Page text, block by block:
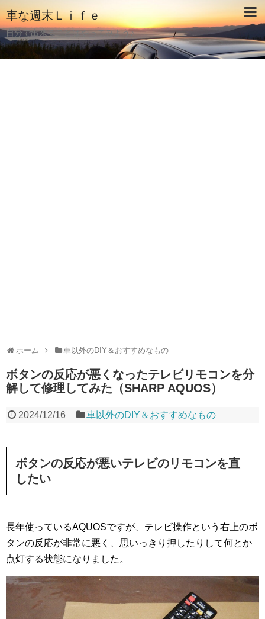
車な週末Ｌｉｆｅ
自分で出来ることはやってみよう♪
ホーム 車以外のDIY＆おすすめなもの
ボタンの反応が悪くなったテレビリモコンを分
解して修理してみた（SHARP AQUOS）
2024/12/16 車以外のDIY＆おすすめなもの
ボタンの反応が悪いテレビのリモコンを直
したい
長年使っているAQUOSですが、テレビ操作という右上のボ
タンの反応が非常に悪く、思いっきり押したりして何とか
点灯する状態になりました。